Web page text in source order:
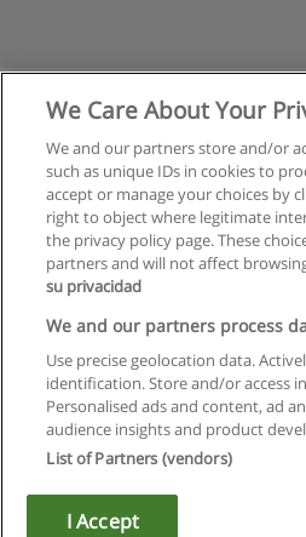
Regras de
Privacidade de
Entrar em contato
Copyright © Educaedu Business
We Care About Your
We and our partners store and/or
such as unique IDs in cookies to
accept or manage your choices by
right to object where legitimate
the privacy policy page. These
partners and will not affect
su privacidad
We and our partners process
Use precise geolocation data.
identification. Store and/or access
Personalised ads and content, ad
audience insights and product
List of Partners (vendors)
I Accept